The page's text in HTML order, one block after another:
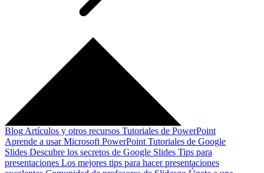
Blog Artículos y otros recursos Tutoriales de PowerPoint
Aprende a usar Microsoft PowerPoint Tutoriales de Google
Slides Descubre los secretos de Google Slides Tips para
presentaciones Los mejores tips para hacer presentaciones